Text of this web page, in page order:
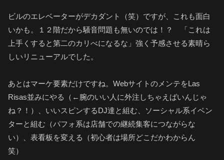
ビルのエレベーターがデカダント（笑）ですが、これも面白
いかも。１２階だから騒音問題も無いのでは！？ 「これは
上手くすると第二のカリべになるな」強く予感させる素晴ら
しいリニューアルでした。
あとはマーケ要素だけですね。WebサイトのメンテをLas
Risas並みにやる（←腕のいい人に外注しちゃえばいんじゃ
ね？！）、いいスピンするDJ達と組む、ソーシャル系イベン
ターと組む（パフォ系は店舗での継続集客につながらな
い）、表看板を変える（初心者は場所どこだかわからん
笑）